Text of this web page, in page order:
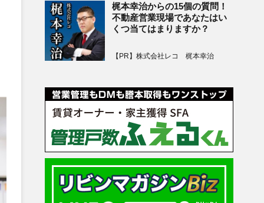
梶本幸治からの15個の質問！
不動産営業現場であなたはい
くつ当てはまりますか？
【PR】株式会社レコ 梶本幸治